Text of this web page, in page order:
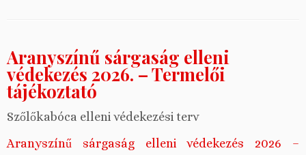
Aranyszínű sárgaság elleni
védekezés 2026. – Termelői
tájékoztató
Szőlőkabóca elleni védekezési terv
Aranyszínű sárgaság elleni védekezés 2026 –